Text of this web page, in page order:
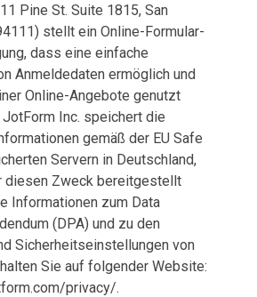
Pine St. Suite 1815, San
stellt ein Online-Formular-
dass eine einfache
Anmeldedaten ermöglich und
Online-Angebote genutzt
Inc. speichert die
gemäß der EU Safe
Servern in Deutschland,
diesen Zweck bereitgestellt
Informationen zum Data
(DPA) und zu den
Sicherheitseinstellungen von
Sie auf folgender Website:
privacy/.